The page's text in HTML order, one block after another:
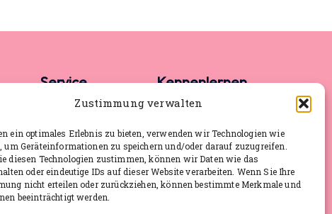
Zustimmung verwalten
ein optimales Erlebnis zu bieten, verwenden wir Technologien wie
um Geräteinformationen zu speichern und/oder darauf zuzugreifen.
diesen Technologien zustimmen, können wir Daten wie das
oder eindeutige IDs auf dieser Website verarbeiten. Wenn Sie Ihre
nicht erteilen oder zurückziehen, können bestimmte Merkmale und
beeinträchtigt werden.
Service
FAQ
Pressematerial
Aktuelles
Impressum
Datenschutz
Kennenlernen
Rückruf anfordern
Aktuelle Termine